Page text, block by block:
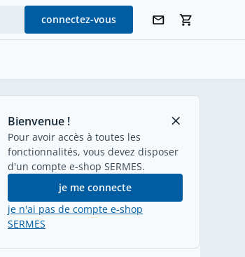
connectez-vous
Bienvenue !
Pour avoir accès à toutes les
fonctionnalités, vous devez disposer
d'un compte e-shop SERMES.
je me connecte
je n'ai pas de compte e-shop
SERMES
300 / 500 V 15G0,75